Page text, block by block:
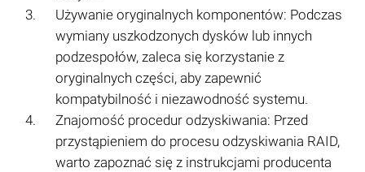
Używanie oryginalnych komponentów: Podczas
wymiany uszkodzonych dysków lub innych
podzespołów, zaleca się korzystanie z
oryginalnych części, aby zapewnić
kompatybilność i niezawodność systemu.
Znajomość procedur odzyskiwania: Przed
przystąpieniem do procesu odzyskiwania RAID,
warto zapoznać się z instrukcjami producenta